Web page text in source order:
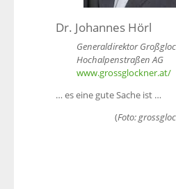
Dr. Johannes Hörl
Generaldirektor
Hochalpenstraßen AG
www.grossglockner.at/
… es eine gute Sache ist …
(Foto: